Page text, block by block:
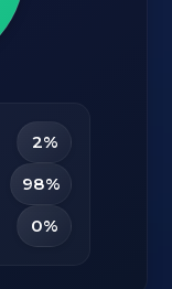
2%
98%
0%